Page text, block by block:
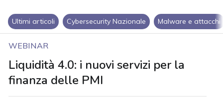
Ultimi articoli Cybersecurity Nazionale Malware e attacchi
WEBINAR
Liquidità 4.0: i nuovi servizi per la
finanza delle PMI